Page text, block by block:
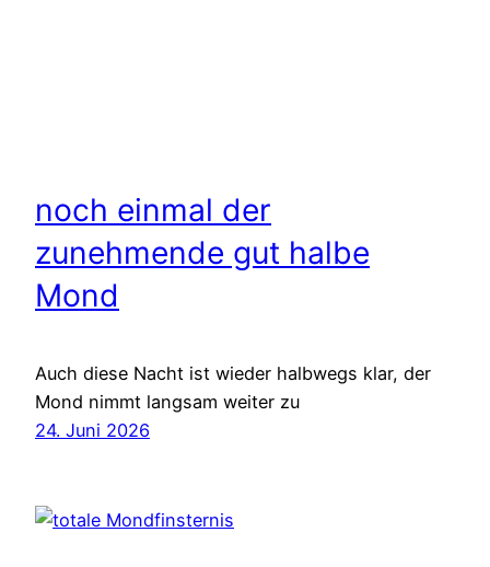
noch einmal der
zunehmende gut halbe
Mond
Auch diese Nacht ist wieder halbwegs klar, der
Mond nimmt langsam weiter zu
24. Juni 2026